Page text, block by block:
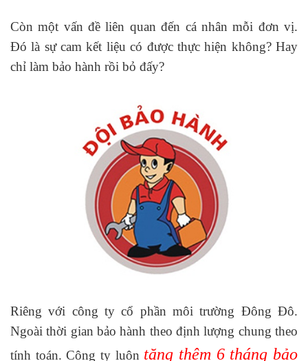
Còn một vấn đề liên quan đến cá nhân mỗi đơn vị.
Đó là sự cam kết liệu có được thực hiện không? Hay
chỉ làm bảo hành rồi bỏ đấy?
Riêng với công ty cổ phần môi trường Đông Đô.
Ngoài thời gian bảo hành theo định lượng chung theo
tính toán. Công ty luôn tăng thêm 6 tháng bảo